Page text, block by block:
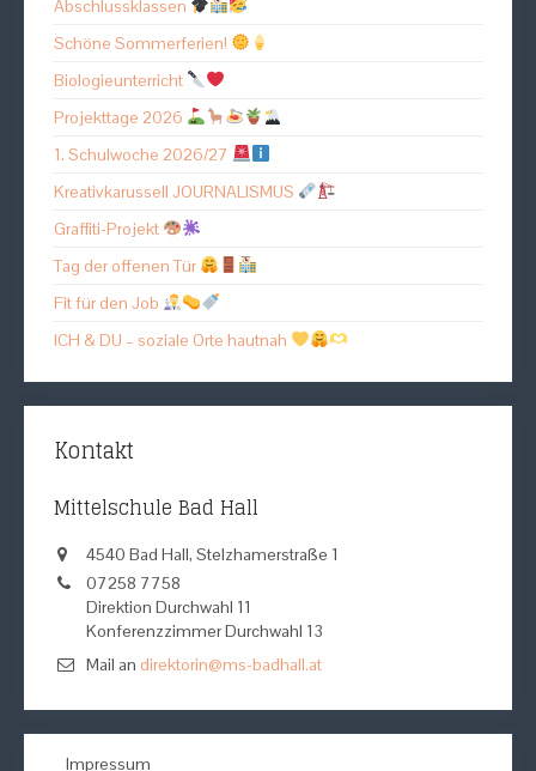
Abschlussklassen
Schöne Sommerferien!
Biologieunterricht
Projekttage 2026
1. Schulwoche 2026/27
Kreativkarussell JOURNALISMUS
Graffiti-Projekt
Tag der offenen Tür
Fit für den Job
ICH & DU – soziale Orte hautnah
Kontakt
Mittelschule Bad Hall
4540 Bad Hall, Stelzhamerstraße 1
07258 7758
Direktion Durchwahl 11
Konferenzzimmer Durchwahl 13
Mail an direktorin@ms-badhall.at
Impressum